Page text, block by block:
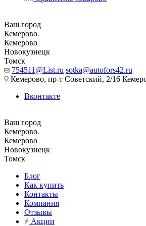
Ваш город
Кемерово
Кемерово
Новокузнецк
Томск
754511@List.ru sotka@autofors42.ru
Кемерово, пр-т Советский, 2/16
Вконтакте
Ваш город
Кемерово
Кемерово
Новокузнецк
Томск
Блог
Как купить
Контакты
Компания
Отзывы
Акции